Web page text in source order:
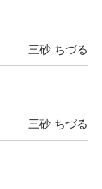
三砂 ちづる
三砂 ちづる